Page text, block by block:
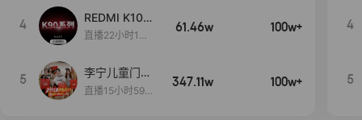
4
REDMI K100
Pro系列新品
启！
直播22小时13
61.46w 100w+
5
李宁儿童门店
爆款赤兔8pr
直播15小时59
347.11w 100w+
4
5